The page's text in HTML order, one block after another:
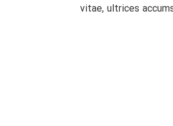
vitae, ultrices